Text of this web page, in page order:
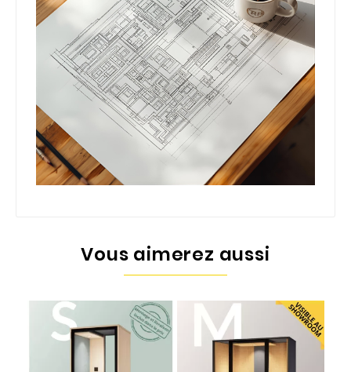
Vous aimerez aussi